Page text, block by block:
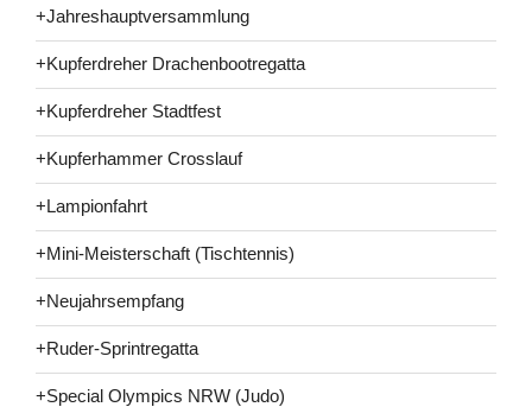
+Jahreshauptversammlung
+Kupferdreher Drachenbootregatta
+Kupferdreher Stadtfest
+Kupferhammer Crosslauf
+Lampionfahrt
+Mini-Meisterschaft (Tischtennis)
+Neujahrsempfang
+Ruder-Sprintregatta
+Special Olympics NRW (Judo)